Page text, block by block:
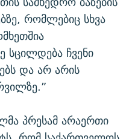
რომლებიც სხვა
სცილდება ჩვენი
და არ არის
პრესამ არაერთი